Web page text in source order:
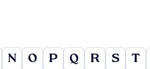
N O P Q R S T